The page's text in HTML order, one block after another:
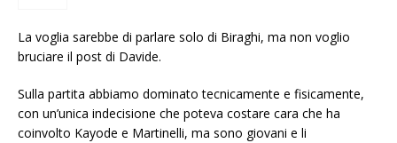
La voglia sarebbe di parlare solo di Biraghi, ma non voglio
bruciare il post di Davide.
Sulla partita abbiamo dominato tecnicamente e fisicamente,
con un’unica indecisione che poteva costare cara che ha
coinvolto Kayode e Martinelli, ma sono giovani e li